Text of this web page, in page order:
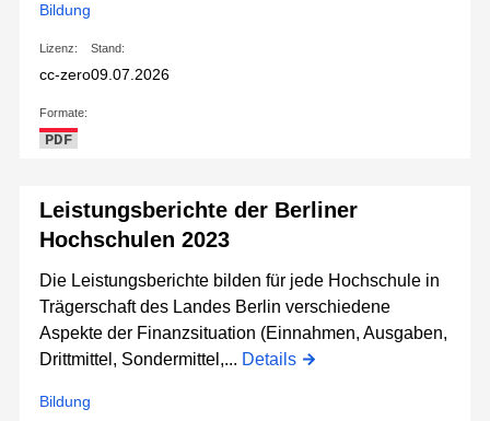
Bildung
Lizenz:
cc-zero
Stand:
09.07.2026
Formate:
PDF
Leistungsberichte der Berliner
Hochschulen 2023
Die Leistungsberichte bilden für jede Hochschule in
Trägerschaft des Landes Berlin verschiedene
Aspekte der Finanzsituation (Einnahmen, Ausgaben,
Drittmittel, Sondermittel,... Details
Bildung